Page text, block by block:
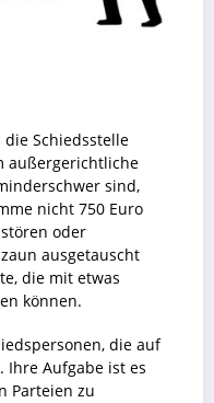
die Schiedsstelle
außergerichtliche
sind,
nicht 750 Euro
oder
ausgetauscht
die mit etwas
können.
die auf
Ihre Aufgabe ist es
Parteien zu